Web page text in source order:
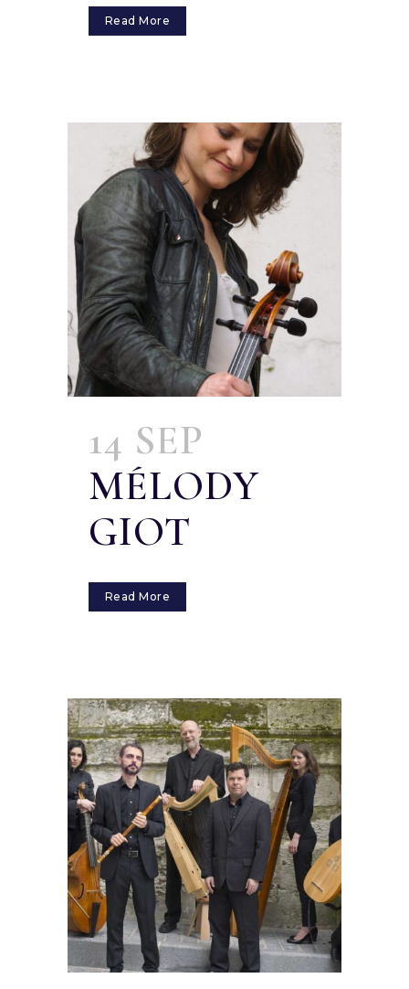
Read More
14 SEP
MÉLODY
GIOT
Read More